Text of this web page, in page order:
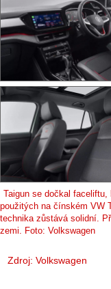
Taigun se dočkal
použitých na čínském VW
technika zůstává solidní.
zemi. Foto: Volkswagen
Zdroj: Volkswagen